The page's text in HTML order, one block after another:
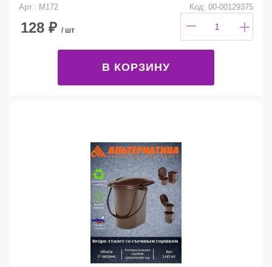
Арт.: М172
Код: 00-00129375
128 ₽ / шт
В КОРЗИНУ